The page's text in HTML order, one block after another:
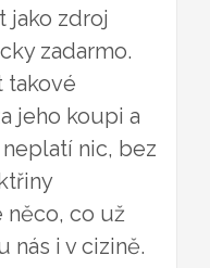
jako zdroj
zadarmo.
takové
jeho koupi a
nic, bez
něco, co už
i v cizině.